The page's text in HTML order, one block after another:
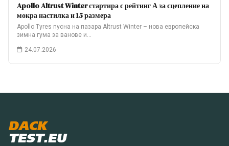
Apollo Altrust Winter стартира с рейтинг А за сцепление на
мокра настилка и 15 размера
Apollo Tyres пусна на пазара Altrust Winter – нова европейска
зимна гума за ванове и…
24.07.2026
DACK
TEST.EU